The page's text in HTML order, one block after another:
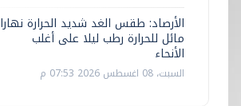
الأرصاد: طقس الغد شديد الحرارة نهارا
مائل للحرارة رطب ليلا على أغلب
الأنحاء
السبت، 08 اغسطس 2026 07:53 م